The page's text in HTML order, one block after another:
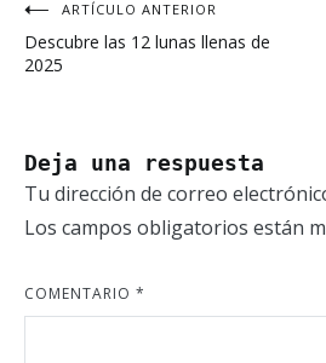
Navegación
de
ARTÍCULO ANTERIOR
Descubre las 12 lunas llenas de
2025
Deja una respuesta
Tu dirección de correo
Los campos obligatorios están
COMENTARIO *